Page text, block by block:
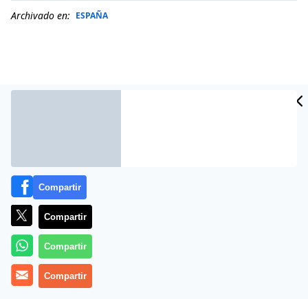
Archivado en: ESPAÑA
Ochenta sacerdotes arroparon ayer en la catedral de
Oviedo aRafael Somoano Berzosa
tránsito por el templo al que estuvo tantos años
vinculado. El mismo cabildo al que pertenecía desde
Compartir
Compartir
Compartir
Compartir